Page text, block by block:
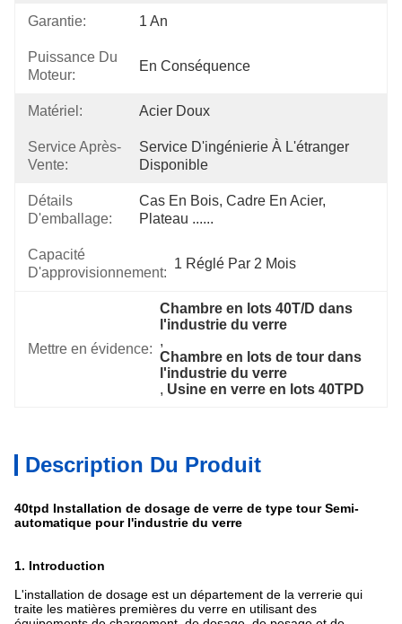
Garantie: 1 An
Puissance Du
Moteur:
En Conséquence
Matériel: Acier Doux
Service Après-
Vente:
Service D'ingénierie À L'étranger
Disponible
Détails
D'emballage:
Cas En Bois, Cadre En Acier,
Plateau ......
Capacité
D'approvisionnement:
1 Réglé Par 2 Mois
Mettre en évidence:
Chambre en lots 40T/D dans
l'industrie du verre
,
Chambre en lots de tour dans
l'industrie du verre
, Usine en verre en lots 40TPD
Description Du Produit
40tpd Installation de dosage de verre de type tour Semi-
automatique pour l'industrie du verre
1. Introduction
L'installation de dosage est un département de la verrerie qui
traite les matières premières du verre en utilisant des